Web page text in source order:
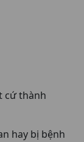
cứ thành
hay bị bệnh